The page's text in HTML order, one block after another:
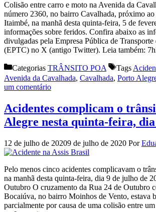
Colisão entre carro e moto na Avenida da
número 2360, no bairro Cavalhada, próximo
Itaimbé, na manhã desta quinta-feira, 5 de
informações sobre feridos. Confira abaixo as
divulgadas pela Empresa Pública de
(EPTC) no X (antigo Twitter). Leia também:
Categorias TRÂNSITO POA Tags
Avenida da Cavalhada, Cavalhada, Porto
um comentário
Acidentes complicam o
Alegre nesta quinta-feira,
12 de julho de 20209 de julho de 2020 Por
Pelo menos cinco acidentes complicavam o
na manhã desta quinta-feira, dia 9 de julho de
Outubro O cruzamento da Rua 24 de Outubro
Bocaiúva, no bairro Moinhos de Vento, estava
parcialmente por causa de uma colisão entre